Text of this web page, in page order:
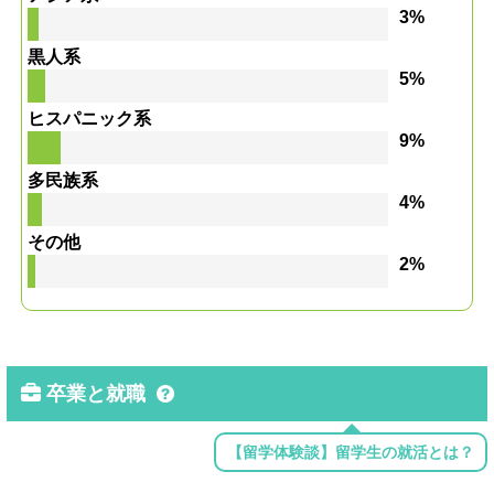
3%
黒人系
5%
ヒスパニック系
9%
多民族系
4%
その他
2%
卒業と就職
【留学体験談】留学生の就活とは？